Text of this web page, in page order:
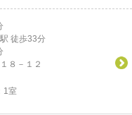
駅 徒歩33分
８－１２
1室